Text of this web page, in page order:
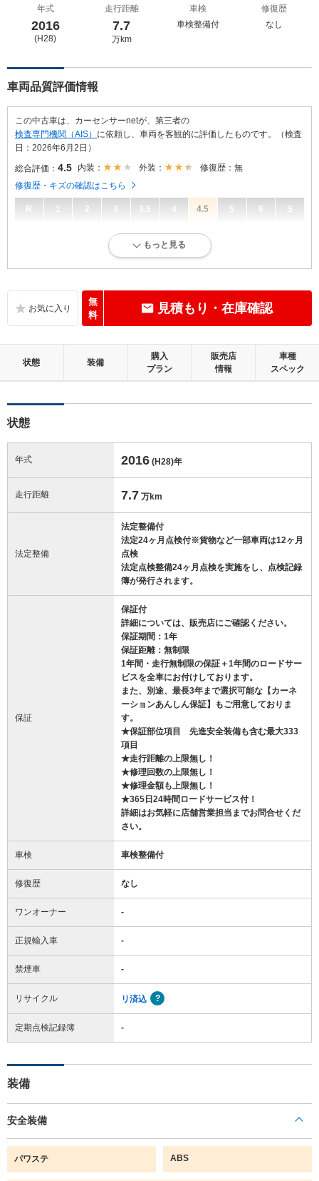
年式
2016
(H28)
走行距離
7.7
万km
車検
車検整備付
修復歴
なし
車両品質評価情報
この中古車は、カーセンサーnetが、第三者の
検査専門機関（AIS） に依頼し、車両を客観的に評価したものです。（検査
日：2026年6月2日）
総合評価： 4.5 内装： 外装：
修復歴：無
修復歴・キズの確認はこちら
R 1 2 3 3.5 4 4.5 5 6 S
内外装に目立たない軽微なキズ、ヘコミが少し認められますが、良好な
標準的に使用されていて、多少のコゲ、スレ、キズがあります。
外装：
キズ、ヘコミなどが少なく、あっても目立たない、良好な状態です。
もっと見る
無
料
見積もり・在庫確認
状態 装備
購入
プラン
販売店
情報
車種
スペック
状態
年式 2016 (H28)年
走行距離 7.7 万km
法定整備
法定整備付
法定24ヶ月点検付※貨物など一部車両は12ヶ月
点検
法定点検整備24ヶ月点検を実施をし、点検記録
簿が発行されます。
保証
保証付
詳細については、販売店にご確認ください。
保証期間：1年
保証距離：無制限
1年間・走行無制限の保証＋1年間のロードサー
ビスを全車にお付けしております。
また、別途、最長3年まで選択可能な【カーネ
ーションあんしん保証】もご用意しておりま
す。
★保証部位項目 先進安全装備も含む最大333
項目
★走行距離の上限無し！
★修理回数の上限無し！
★修理金額も上限無し！
★365日24時間ロードサービス付！
詳細はお気軽に店舗営業担当までお問合せくだ
さい。
車検 車検整備付
修復歴 なし
ワンオーナー -
正規輸入車 -
禁煙車 -
リサイクル リ済込
定期点検記録簿 -
装備
安全装備
パワステ ABS